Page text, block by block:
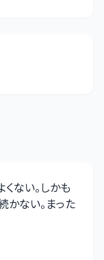
ない。しかも
かない。まった